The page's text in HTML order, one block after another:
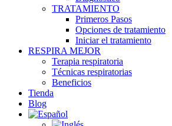
TRATAMIENTO
Primeros Pasos
Opciones de tratamiento
Iniciar el tratamiento
RESPIRA MEJOR
Terapia respiratoria
Técnicas respiratorias
Beneficios
Tienda
Blog